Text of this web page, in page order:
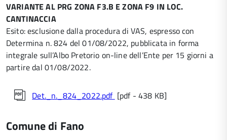
VARIANTE AL PRG ZONA F3.B E ZONA F9 IN LOC.
CANTINACCIA
Esito: esclusione dalla procedura di VAS, espresso con
Determina n. 824 del 01/08/2022, pubblicata in forma
integrale sull’Albo Pretorio on-line dell’Ente per 15 giorni a
partire dal 01/08/2022.
Det._n._824_2022.pdf [pdf - 438 KB]
Comune di Fano